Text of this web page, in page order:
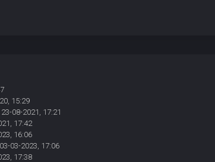
15:29
23-08-2021, 17:21
17:42
16:06
03-2023, 17:06
17:38